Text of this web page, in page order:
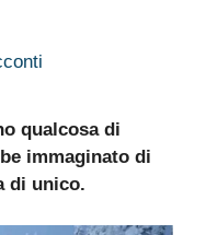
qualcosa di
immaginato di
di unico.